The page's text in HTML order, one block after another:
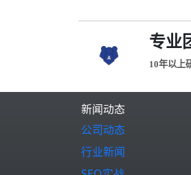
适用商场、火车站
专业
10年以上
新闻动态
公司动态
行业新闻